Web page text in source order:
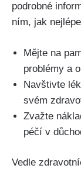
podrobné
ním, jak
Mějte na
problémy a
Navštivte
svém
Zvažte
péčí v
Vedle